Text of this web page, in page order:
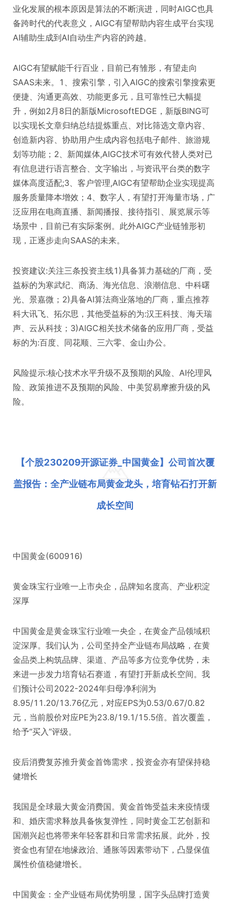
业化发展的根本原因是算法的不断演进，同时AIGC也具
备跨时代的代表意义，AIGC有望帮助内容生成平台实现
AI辅助生成到AI自动生产内容的跨越。
AIGC有望赋能千行百业，目前已有雏形，有望走向
SAAS未来。1、搜索引擎，引入AIGC的搜索引擎搜索更
便捷、沟通更高效、功能更多元，且可靠性已大幅提
升，例如2月8日的新版MicrosoftEDGE，新版BING可
以实现长文章归纳总结提炼重点、对比筛选文章内容、
创造新内容、协助用户生成内容包括电子邮件、旅游规
划等功能；2、新闻媒体,AIGC技术可有效代替人类对已
有信息进行语言整合、文字输出，与资讯平台类的数字
媒体高度适配;3、客户管理,AIGC有望帮助企业实现提高
服务质量降本增效；4、数字人，有望打开海量市场，广
泛应用在电商直播、新闻播报、接待指引、展览展示等
场景中，目前已有实际案例。此外AIGC产业链雏形初
现，正逐步走向SAAS的未来。
投资建议:关注三条投资主线1)具备算力基础的厂商，受
益标的为寒武纪、商汤、海光信息、浪潮信息、中科曙
光、景嘉微；2)具备AI算法商业落地的厂商，重点推荐
科大讯飞、拓尔思，其他受益标的为:汉王科技、海天瑞
声、云从科技；3)AIGC相关技术储备的应用厂商，受益
标的为:百度、同花顺、三六零、金山办公。
风险提示:核心技术水平升级不及预期的风险、AI伦理风
险、政策推进不及预期的风险、中美贸易摩擦升级的风
险。
【个股230209开源证券_中国黄金】公司首次覆
盖报告：全产业链布局黄金龙头，培育钻石打开新
成长空间
中国黄金(600916)
黄金珠宝行业唯一上市央企，品牌知名度高、产业积淀
深厚
中国黄金是黄金珠宝行业唯一央企，在黄金产品领域积
淀深厚。我们认为，公司坚持全产业链布局战略，在黄
金品类上构筑品牌、渠道、产品等多方位竞争优势，未
来进一步发力培育钻石赛道，有望打开新成长空间。我
们预计公司2022-2024年归母净利润为
8.95/11.20/13.76亿元，对应EPS为0.53/0.67/0.82
元，当前股价对应PE为23.8/19.1/15.5倍。首次覆盖，
给予“买入”评级。
疫后消费复苏推升黄金首饰需求，投资金亦有望保持稳
健增长
我国是全球最大黄金消费国。黄金首饰受益未来疫情缓
和、婚庆需求释放具备恢复弹性，同时黄金工艺创新和
国潮兴起也将带来年轻客群和日常需求拓展。此外，投
资金也有望在地缘政治、通胀等因素带动下，凸显保值
属性价值稳健增长。
中国黄金：全产业链布局优势明显，国字头品牌打造黄